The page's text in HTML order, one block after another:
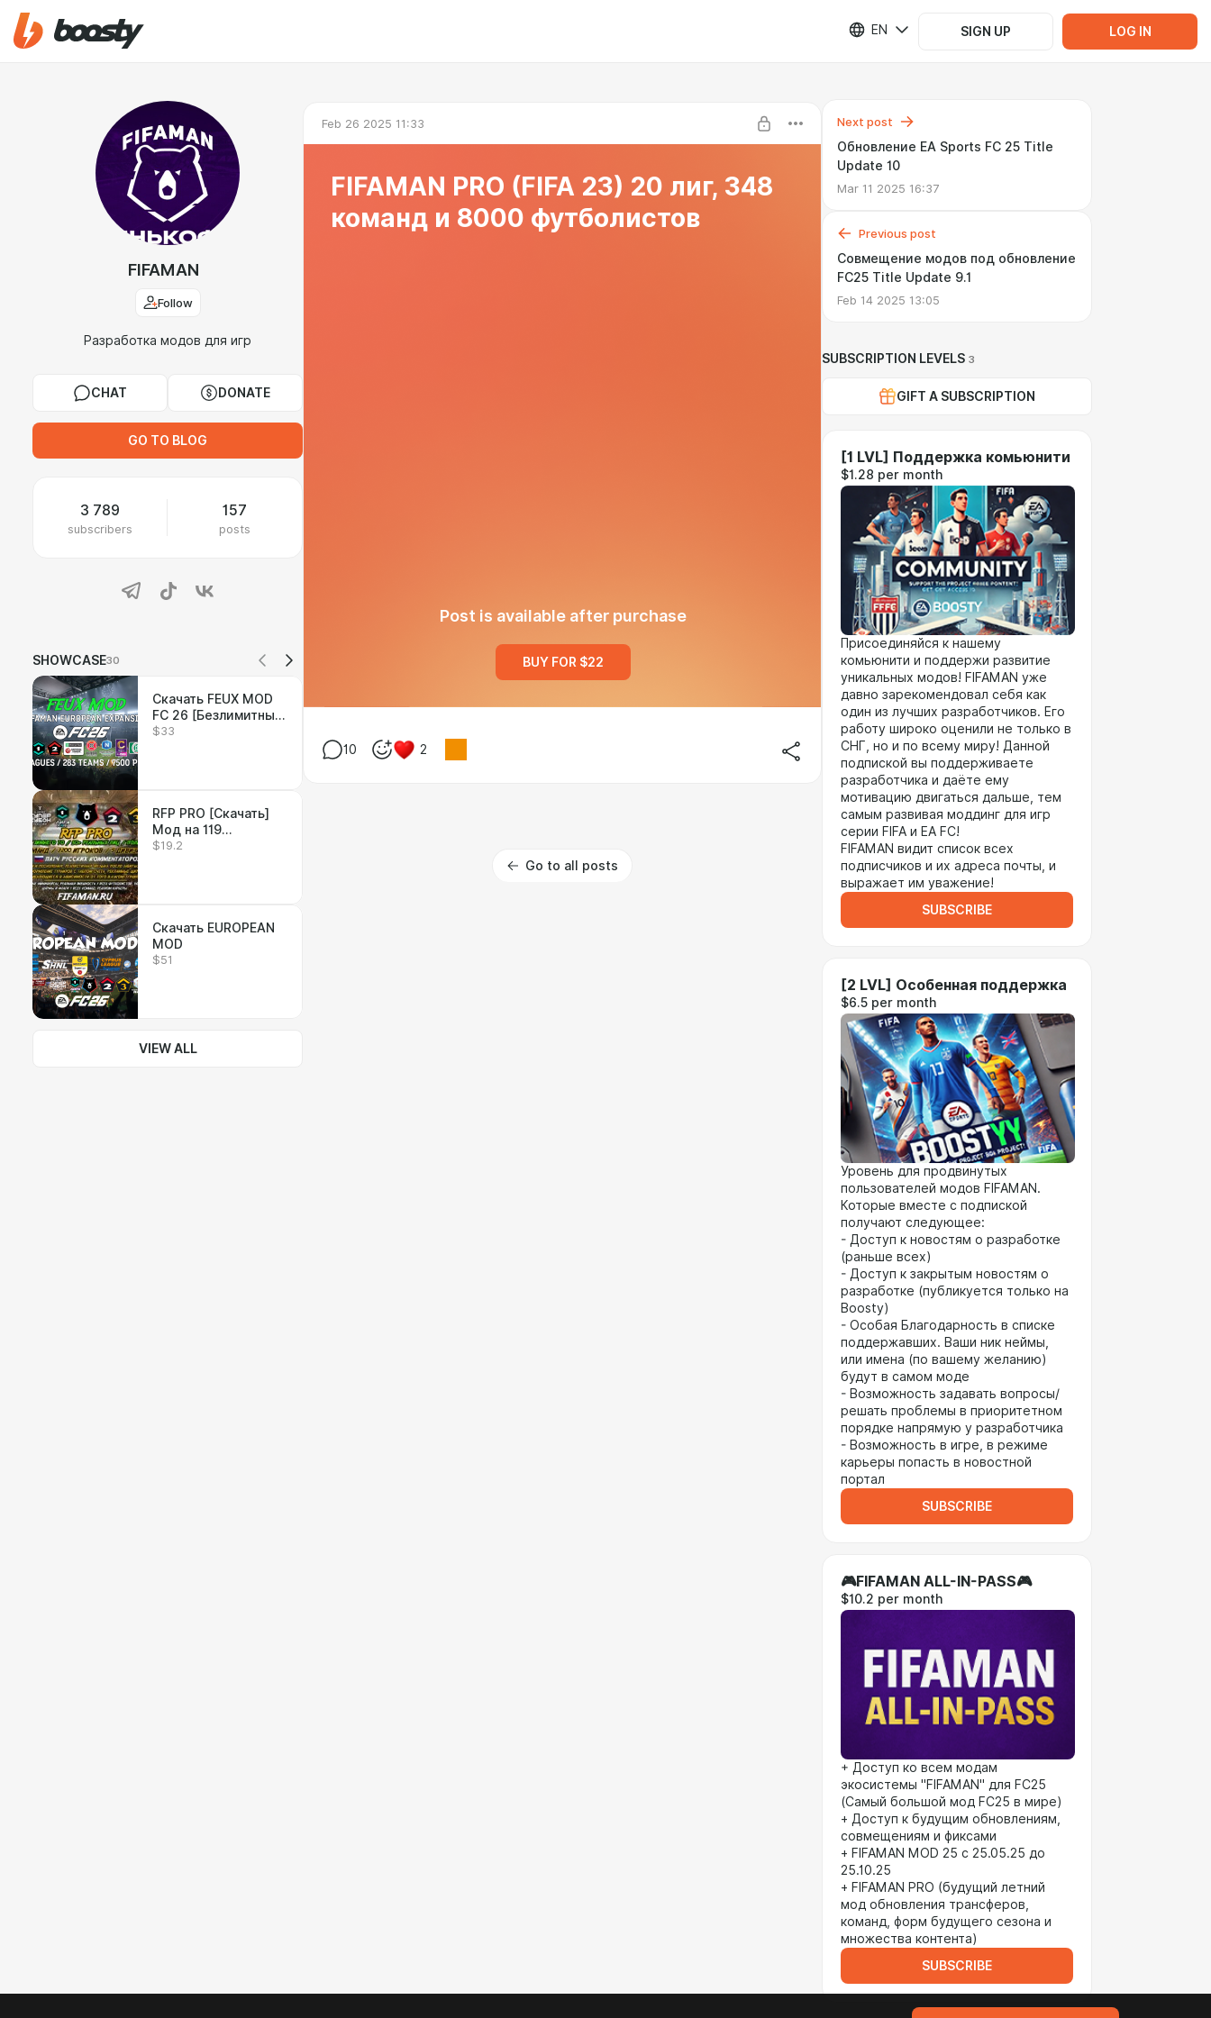
EN SIGN UP LOG IN
FIFAMAN
Follow
Разработка модов для игр
CHAT DONATE
GO TO BLOG
3 789
subscribers
157
posts
SHOWCASE30
Скачать FEUX MOD
FC 26 [Безлимитный
доступ]
$33
RFP PRO [Скачать]
Мод на 119
Российских команд
$19.2
Скачать EUROPEAN
MOD
$51
VIEW ALL
Feb 26 2025 11:33
FIFAMAN PRO (FIFA 23) 20 лиг, 348
команд и 8000 футболистов
Post is available after purchase
BUY FOR $22
10 2
Go to all posts
Next post
Обновление EA Sports FC 25 Title
Update 10
Mar 11 2025 16:37
Previous post
Совмещение модов под обновление
FC25 Title Update 9.1
Feb 14 2025 13:05
SUBSCRIPTION LEVELS 3
GIFT A SUBSCRIPTION
[1 LVL] Поддержка комьюнити
$1.28 per month
Присоединяйся к нашему
комьюнити и поддержи развитие
уникальных модов! FIFAMAN уже
давно зарекомендовал себя как
один из лучших разработчиков. Его
работу широко оценили не только в
СНГ, но и по всему миру! Данной
подпиской вы поддерживаете
разработчика и даёте ему
мотивацию двигаться дальше, тем
самым развивая моддинг для игр
серии FIFA и EA FC!
FIFAMAN видит список всех
подписчиков и их адреса почты, и
выражает им уважение!
SUBSCRIBE
[2 LVL] Особенная поддержка
$6.5 per month
Уровень для продвинутых
пользователей модов FIFAMAN.
Которые вместе с подпиской
получают следующее:
- Доступ к новостям о разработке
(раньше всех)
- Доступ к закрытым новостям о
разработке (публикуется только на
Boosty)
- Особая Благодарность в списке
поддержавших. Ваши ник неймы,
или имена (по вашему желанию)
будут в самом моде
- Возможность задавать вопросы/
решать проблемы в приоритетном
порядке напрямую у разработчика
- Возможность в игре, в режиме
карьеры попасть в новостной
портал
SUBSCRIBE
🎮FIFAMAN ALL-IN-PASS🎮
$10.2 per month
+ Доступ ко всем модам
экосистемы "FIFAMAN" для FC25
(Самый большой мод FC25 в мире)
+ Доступ к будущим обновлениям,
совмещениям и фиксами
+ FIFAMAN MOD 25 с 25.05.25 до
25.10.25
+ FIFAMAN PRO (будущий летний
мод обновления трансферов,
команд, форм будущего сезона и
множества контента)
SUBSCRIBE